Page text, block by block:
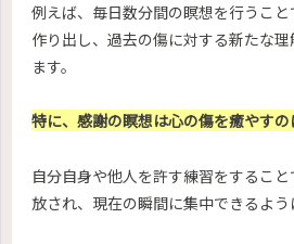
例えば、毎日数分間の瞑想を行うこ
作り出し、過去の傷に対する新たな
ます。
特に、感謝の瞑想は心の傷を癒やすの
自分自身や他人を許す練習をするこ
放され、現在の瞬間に集中できるよう